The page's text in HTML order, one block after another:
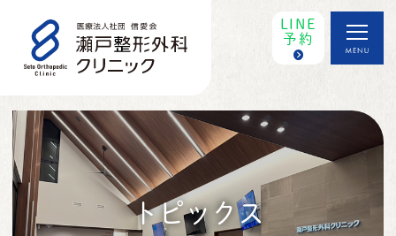
LINE
予約
トピックス